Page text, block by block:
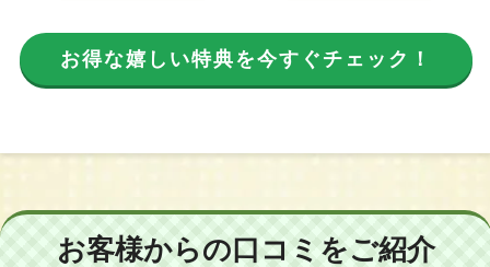
お得な嬉しい特典を今すぐチェック！
お客様からの口コミをご紹介